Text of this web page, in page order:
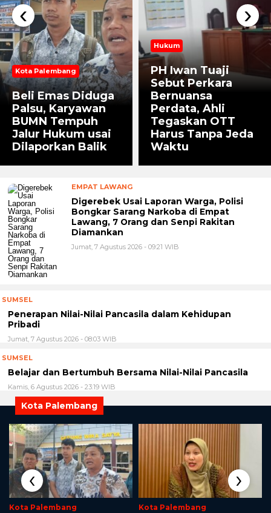
Kota Palembang
Beli Emas Diduga
Palsu, Karyawan
BUMN Tempuh
Jalur Hukum usai
Dilaporkan Balik
Hukum
PH Iwan Tuaji
Sebut Perkara
Bernuansa
Perdata, Ahli
Tegaskan OTT
Harus Tanpa Jeda
Waktu
‹ ›
EMPAT LAWANG
Digerebek Usai Laporan Warga, Polisi
Bongkar Sarang Narkoba di Empat
Lawang, 7 Orang dan Senpi Rakitan
Diamankan
Jumat, 7 Agustus 2026 - 09:21 WIB
SUMSEL
Penerapan Nilai-Nilai Pancasila dalam Kehidupan
Pribadi
Jumat, 7 Agustus 2026 - 08:03 WIB
SUMSEL
Belajar dan Bertumbuh Bersama Nilai-Nilai Pancasila
Kamis, 6 Agustus 2026 - 23:19 WIB
Kota Palembang
Kota Palembang Kota Palembang
‹ ›